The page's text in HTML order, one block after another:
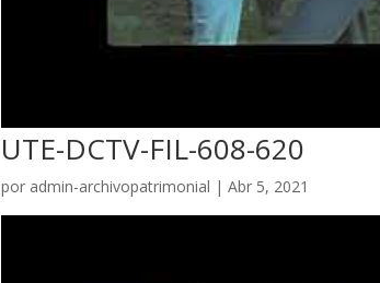
UTE-DCTV-FIL-608-620
por admin-archivopatrimonial |Abr 5, 2021